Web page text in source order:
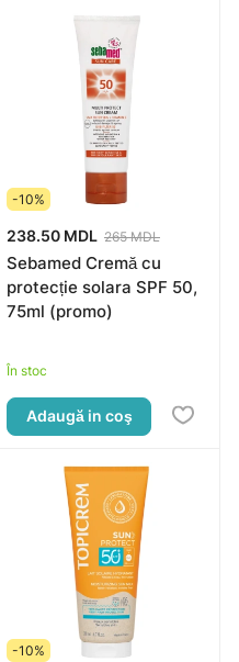
-10%
238.50 MDL 265 MDL
Sebamed Cremă cu
protecție solara SPF 50,
75ml (promo)
În stoc
Adaugă in coş
-10%